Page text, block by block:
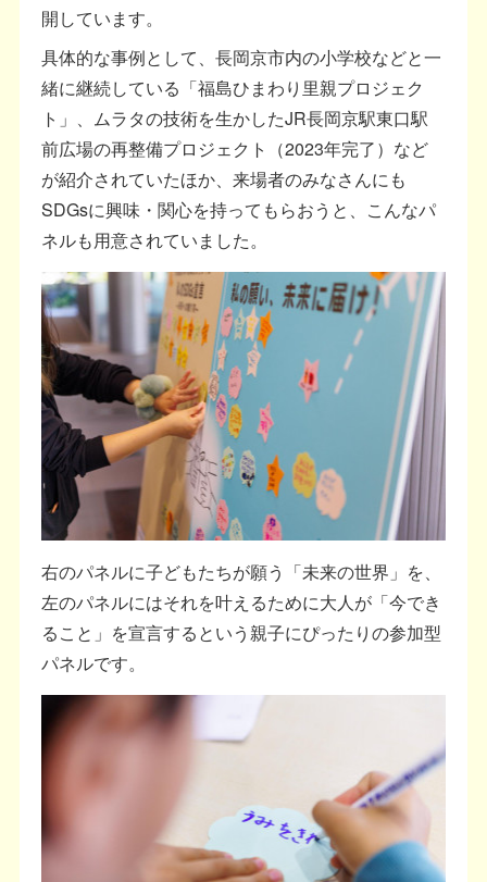
開しています。
具体的な事例として、長岡京市内の小学校などと一
緒に継続している「福島ひまわり里親プロジェク
ト」、ムラタの技術を生かしたJR長岡京駅東口駅
前広場の再整備プロジェクト（2023年完了）など
が紹介されていたほか、来場者のみなさんにも
SDGsに興味・関心を持ってもらおうと、こんなパ
ネルも用意されていました。
右のパネルに子どもたちが願う「未来の世界」を、
左のパネルにはそれを叶えるために大人が「今でき
ること」を宣言するという親子にぴったりの参加型
パネルです。